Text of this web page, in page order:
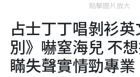
點擊圖片放大
占士丁丁唱剝衫
別》嚇窒海兒 不
瞞失聲實情勁專業